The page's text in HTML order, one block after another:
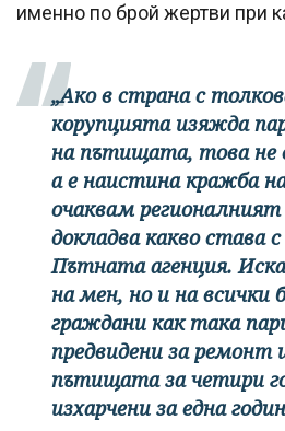
именно по брой жертви при
„Ако в страна с
корупцията изяжда
на пътищата, това не
а е наистина кражба
очаквам
докладва какво става
Пътната агенция.
на мен, но и на всички
граждани как така
предвидени за ремонт
пътищата за четири
изхарчени за една